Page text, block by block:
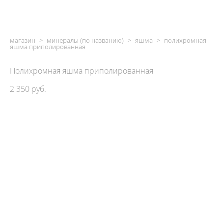
магазин > минералы (по названию) > яшма > полихромная
яшма приполированная
Полихромная яшма приполированная
2 350 pуб.